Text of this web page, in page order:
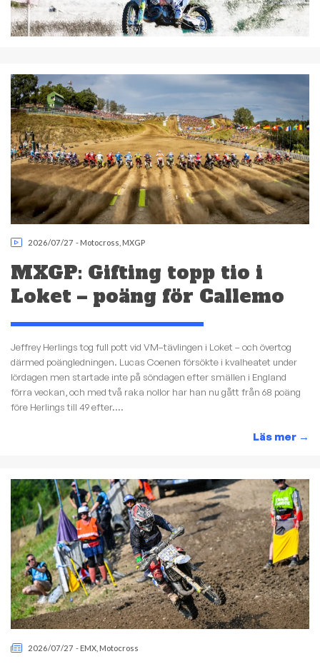
2026/07/27 - Motocross MXGP
MXGP: Gifting topp tio i
Loket – poäng för Callemo
Jeffrey Herlings tog full pott vid VM–tävlingen i Loket – och övertog
därmed poängledningen. Lucas Coenen försökte i kvalheatet under
lördagen men startade inte på söndagen efter smällen i England
förra veckan, och med två raka nollor har han nu gått från 68 poäng
före Herlings till 49 efter....
Läs mer →
2026/07/27 - EMX Motocross